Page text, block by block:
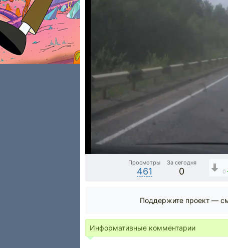
Просмотры
461
За сегодня
0 0
Поддержите проект —
Информативные комментарии